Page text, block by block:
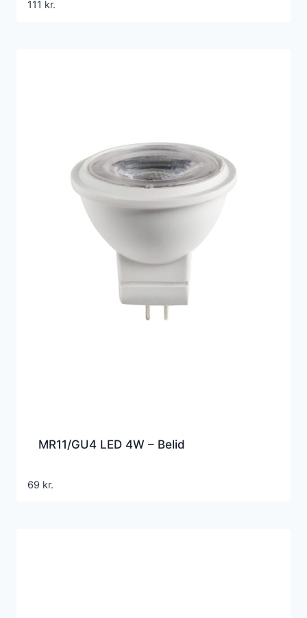
111 kr.
MR11/GU4 LED 4W – Belid
69 kr.